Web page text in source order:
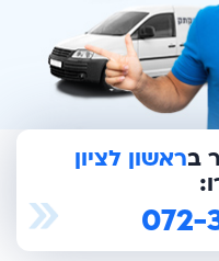
בראשון לציון
072-